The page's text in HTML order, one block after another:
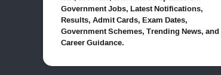
Government Jobs, Latest Notifications,
Results, Admit Cards, Exam Dates,
Government Schemes, Trending News, and
Career Guidance.